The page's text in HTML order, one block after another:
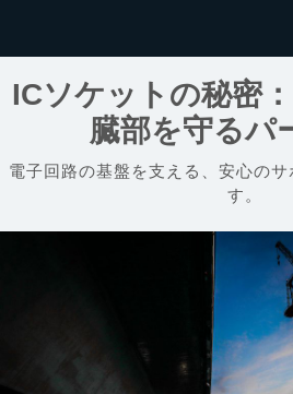
ICソケットの秘密
臓部を守るパ
電子回路の基盤を支える、安心の
す。